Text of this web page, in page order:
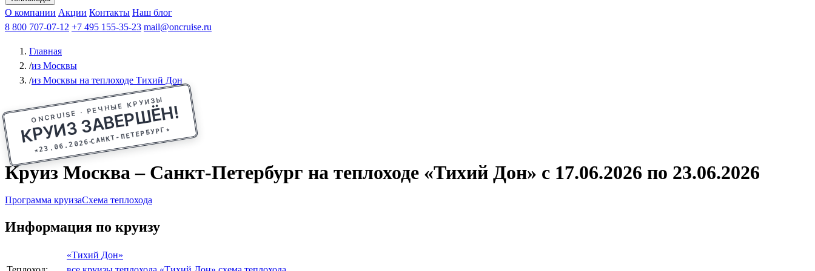
Афанасий Никитин Октябрьская революция
О компании Акции Контакты Наш блог
8 800 707-07-12 +7 495 155-35-23 mail@oncruise.ru
Главная
/из Москвы
/из Москвы на теплоходе Тихий Дон
ONCRUISE · РЕЧНЫЕ КРУИЗЫ
КРУИЗ ЗАВЕРШЁН!
★23.06.2026
САНКТ-ПЕТЕРБУРГ★
Круиз Москва – Санкт-Петербург на теплоходе «Тихий Дон» с 17.06.2026 по 23.06.2026
Программа круизаСхема теплохода
Информация по круизу
«Тихий Дон»